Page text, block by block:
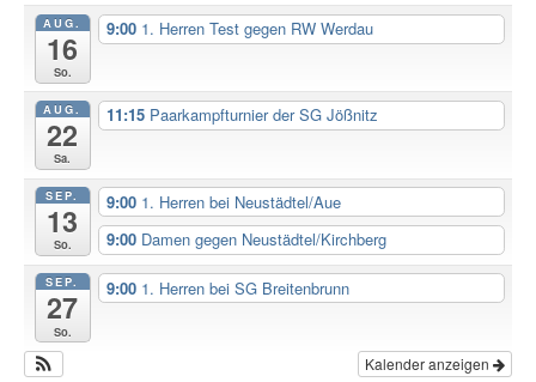
AUG.
16
So.
9:00 1. Herren Test gegen RW Werdau
AUG.
22
Sa.
11:15 Paarkampfturnier der SG Jößnitz
SEP.
13
So.
9:00 1. Herren bei Neustädtel/Aue
9:00 Damen gegen Neustädtel/Kirchberg
SEP.
27
So.
9:00 1. Herren bei SG Breitenbrunn
Kalender anzeigen